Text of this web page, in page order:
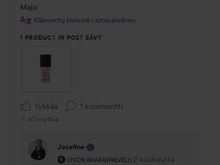
Maja
Käännetty kielestä ruotsinkielinen
1 PRODUCT IN POST SÄVY
Tykkää 1 kommentti
671 näyttöä
Josefine
LYKON ASIAKASPALVELU
Käyttäjän rooli: Lykon asiakaspalvelu .
2 kuukautta
Kommentti lisättiin 2